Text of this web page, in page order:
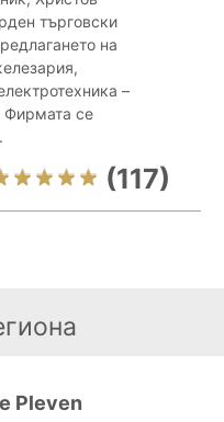
търговски
на
–
Фирмата се
(117)
Pleven